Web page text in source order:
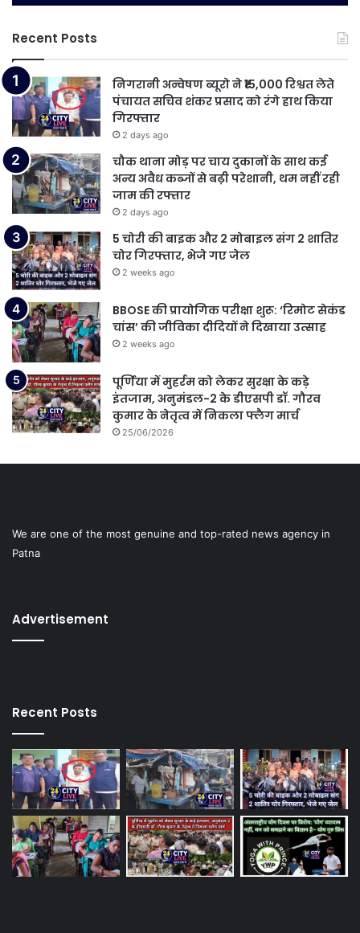
Recent Posts
निगरानी अन्वेषण ब्यूरो ने ₹15,000 रिश्वत लेते
पंचायत सचिव शंकर प्रसाद को रंगे हाथ किया
गिरफ्तार
2 days ago
चौक थाना मोड़ पर चाय दुकानों के साथ कई
अन्य अवैध कब्जों से बढ़ी परेशानी, थम नहीं रही
जाम की रफ्तार
2 days ago
5 चोरी की बाइक और 2 मोबाइल संग 2 शातिर
चोर गिरफ्तार, भेजे गए जेल
2 weeks ago
BBOSE की प्रायोगिक परीक्षा शुरू: ‘रिमोट सेकंड
चांस’ की जीविका दीदियों ने दिखाया उत्साह
2 weeks ago
पूर्णिया में मुहर्रम को लेकर सुरक्षा के कड़े
इंतजाम, अनुमंडल-2 के डीएसपी डॉ. गौरव
कुमार के नेतृत्व में निकला फ्लैग मार्च
25/06/2026
We are one of the most genuine and top-rated news agency in
Patna
Advertisement
Recent Posts